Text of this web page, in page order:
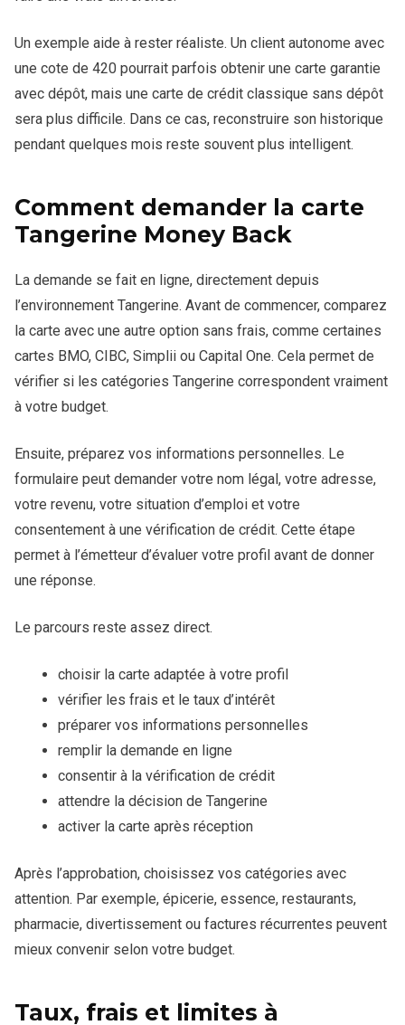
Un exemple aide à rester réaliste. Un client autonome avec
une cote de 420 pourrait parfois obtenir une carte garantie
avec dépôt, mais une carte de crédit classique sans dépôt
sera plus difficile. Dans ce cas, reconstruire son historique
pendant quelques mois reste souvent plus intelligent.
Comment demander la carte
Tangerine Money Back
La demande se fait en ligne, directement depuis
l’environnement Tangerine. Avant de commencer, comparez
la carte avec une autre option sans frais, comme certaines
cartes BMO, CIBC, Simplii ou Capital One. Cela permet de
vérifier si les catégories Tangerine correspondent vraiment
à votre budget.
Ensuite, préparez vos informations personnelles. Le
formulaire peut demander votre nom légal, votre adresse,
votre revenu, votre situation d’emploi et votre
consentement à une vérification de crédit. Cette étape
permet à l’émetteur d’évaluer votre profil avant de donner
une réponse.
Le parcours reste assez direct.
choisir la carte adaptée à votre profil
vérifier les frais et le taux d’intérêt
préparer vos informations personnelles
remplir la demande en ligne
consentir à la vérification de crédit
attendre la décision de Tangerine
activer la carte après réception
Après l’approbation, choisissez vos catégories avec
attention. Par exemple, épicerie, essence, restaurants,
pharmacie, divertissement ou factures récurrentes peuvent
mieux convenir selon votre budget.
Taux, frais et limites à